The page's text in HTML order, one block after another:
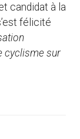
candidat à la
félicité
cyclisme sur